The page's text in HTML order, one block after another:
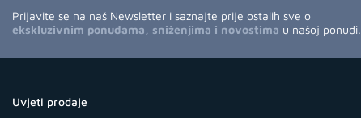
Prijavite se na naš Newsletter i saznajte prije ostalih sve o
ekskluzivnim ponudama, sniženjima i novostima u našoj ponudi.
Uvjeti prodaje